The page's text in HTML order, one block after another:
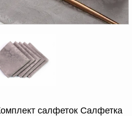
салфеток Салфетка